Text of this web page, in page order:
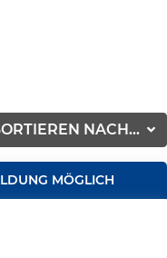
NACH...
MÖGLICH